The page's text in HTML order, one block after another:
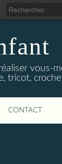
vous-
tricot,
CONTACT